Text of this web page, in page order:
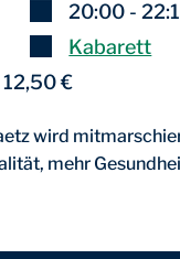
20:00 -
Kabarett
€
wird
mehr